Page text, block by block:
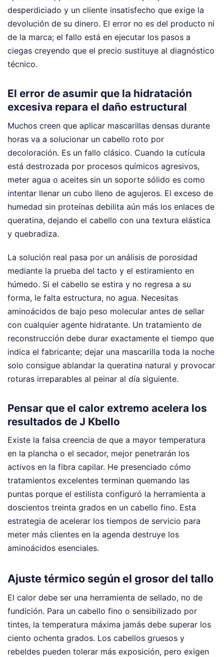
desperdiciado y un cliente insatisfecho que exige la
devolución de su dinero. El error no es del producto ni
de la marca; el fallo está en ejecutar los pasos a
ciegas creyendo que el precio sustituye al diagnóstico
técnico.
El error de asumir que la hidratación
excesiva repara el daño estructural
Muchos creen que aplicar mascarillas densas durante
horas va a solucionar un cabello roto por
decoloración. Es un fallo clásico. Cuando la cutícula
está destrozada por procesos químicos agresivos,
meter agua o aceites sin un soporte sólido es como
intentar llenar un cubo lleno de agujeros. El exceso de
humedad sin proteínas debilita aún más los enlaces de
queratina, dejando el cabello con una textura elástica
y quebradiza.
La solución real pasa por un análisis de porosidad
mediante la prueba del tacto y el estiramiento en
húmedo. Si el cabello se estira y no regresa a su
forma, le falta estructura, no agua. Necesitas
aminoácidos de bajo peso molecular antes de sellar
con cualquier agente hidratante. Un tratamiento de
reconstrucción debe durar exactamente el tiempo que
indica el fabricante; dejar una mascarilla toda la noche
solo consigue ablandar la queratina natural y provocar
roturas irreparables al peinar al día siguiente.
Pensar que el calor extremo acelera los
resultados de J Kbello
Existe la falsa creencia de que a mayor temperatura
en la plancha o el secador, mejor penetrarán los
activos en la fibra capilar. He presenciado cómo
tratamientos excelentes terminan quemando las
puntas porque el estilista configuró la herramienta a
doscientos treinta grados en un cabello fino. Esta
estrategia de acelerar los tiempos de servicio para
meter más clientes en la agenda destruye los
aminoácidos esenciales.
Ajuste térmico según el grosor del tallo
El calor debe ser una herramienta de sellado, no de
fundición. Para un cabello fino o sensibilizado por
tintes, la temperatura máxima jamás debe superar los
ciento ochenta grados. Los cabellos gruesos y
rebeldes pueden tolerar más exposición, pero exigen